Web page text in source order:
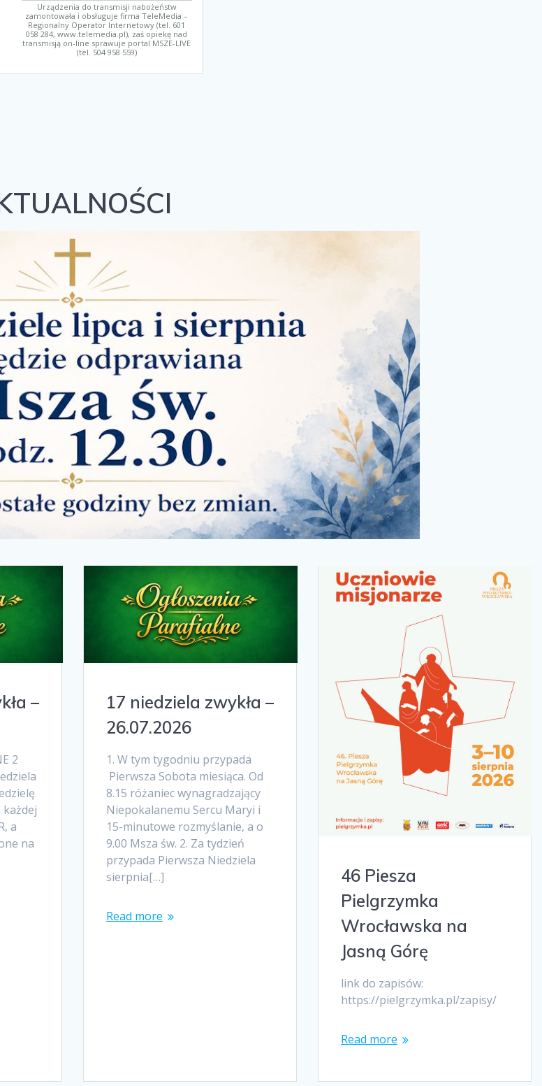
Urządzenia do transmisji nabożeństw
zamontowała i obsługuje firma TeleMedia –
Regionalny Operator Internetowy (tel. 601
058 284, www.telemedia.pl), zaś opiekę nad
transmisją on-line sprawuje portal MSZE-LIVE
(tel. 504 958 559)
–
2
każdej
a
na
17 niedziela zwykła –
26.07.2026
1. W tym tygodniu przypada
Pierwsza Sobota miesiąca. Od
8.15 różaniec wynagradzający
Niepokalanemu Sercu Maryi i
15-minutowe rozmyślanie, a o
9.00 Msza św. 2. Za tydzień
przypada Pierwsza Niedziela
sierpnia[…]
Read more
46 Piesza
Pielgrzymka
Wrocławska na
Jasną Górę
link do zapisów:
https://pielgrzymka.pl/zapisy/
Read more